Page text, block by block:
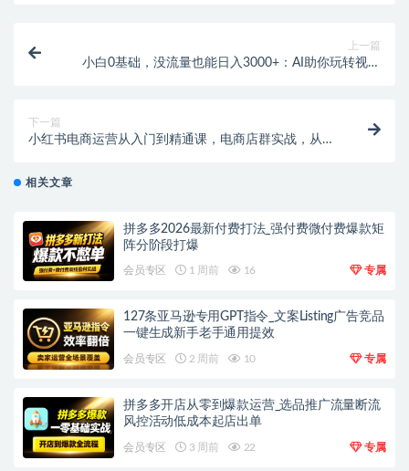
上一篇
小白0基础，没流量也能日入3000+：AI助你玩转视频
下一篇
小红书电商运营从入门到精通课，电商店群实战，从0
相关文章
拼多多2026最新付费打法_强付费微付费爆款矩
阵分阶段打爆
会员专区 1 周前 16 专属
127条亚马逊专用GPT指令_文案Listing广告竞品
一键生成新手老手通用提效
会员专区 2 周前 10 专属
拼多多开店从零到爆款运营_选品推广流量断流
风控活动低成本起店出单
会员专区 3 周前 22 专属